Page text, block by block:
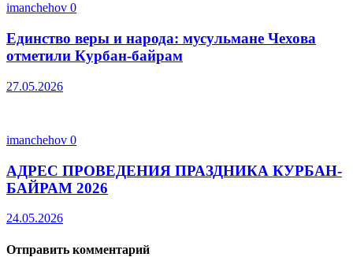
imanchehov 0
Единство веры и народа: мусульмане Чехова
отметили Курбан-байрам
27.05.2026
imanchehov 0
АДРЕС ПРОВЕДЕНИЯ ПРАЗДНИКА КУРБАН-
БАЙРАМ 2026
24.05.2026
Отправить комментарий